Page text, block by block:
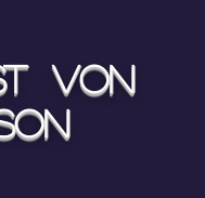
von